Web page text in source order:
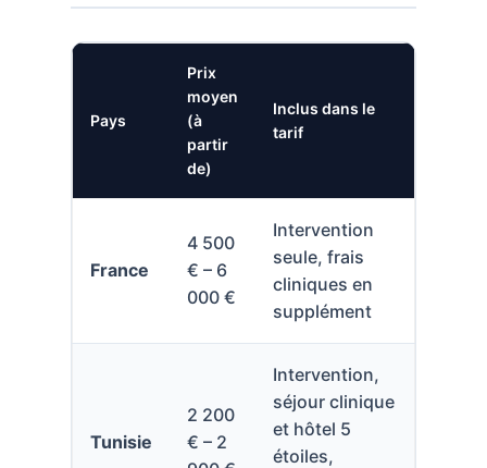
Pays
Prix
moyen
(à
partir
de)
Inclus dans le
tarif
France
4 500
€ – 6
000 €
Intervention
seule, frais
cliniques en
supplément
Tunisie
2 200
€ – 2
Intervention,
séjour clinique
et hôtel 5
étoiles,